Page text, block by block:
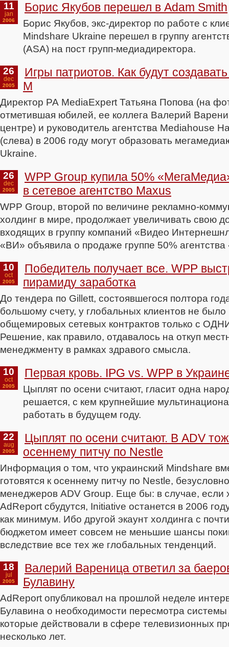
11
jan
2006
Борис Якубов перешел в Adam Smith
Борис Якубов, экс-директор по работе с
Mindshare Ukraine перешел в группу
(АSA) на пост групп-медиадиректора.
26
dec
2005
Игры патриотов. Как будут
M
Директор РА MediaExpert Татьяна Попова (на
отметившая юбилей, ее коллега Валерий
центре) и руководитель агентства Mediahouse
(слева) в 2006 году могут образовать
Ukraine.
26
dec
2005
WPP Group купила 50%
в сетевое агентство Maxus
WPP Group, второй по величине рекламно-
холдинг в мире, продолжает увеличивать свою
входящих в группу компаний «Видео
«ВИ» объявила о продаже группе 50%
10
oct
2005
Победитель получает все. WPP
пирамиду заработка
До тендера по Gillett, состоявшегося полтора
большому счету, у глобальных клиентов не
общемировых сетевых контрактов только с
Решение, как правило, отдавалось на откуп
менеджменту в рамках здравого смысла.
10
oct
2005
Первая кровь. IPG vs. WPP в
Цыплят по осени считают, гласит одна
решается, с кем крупнейшие
работать в будущем году.
22
aug
2005
Цыплят по осени считают. В ADV
осеннему питчу по Nestle
Информация о том, что украинский Mindshare
готовятся к осеннему питчу по Nestle,
менеджеров ADV Group. Еще бы: в случае, если
AdReport сбудутся, Initiative останется в 2006
как минимум. Ибо другой экаунт холдинга с
бюджетом имеет совсем не меньшие шансы
вследствие все тех же глобальных тенденций.
18
jul
2005
Валерий Вареница ответил за
Булавину
AdReport опубликовал на прошлой неделе
Булавина о необходимости пересмотра
которые действовали в сфере телевизионных
несколько лет.